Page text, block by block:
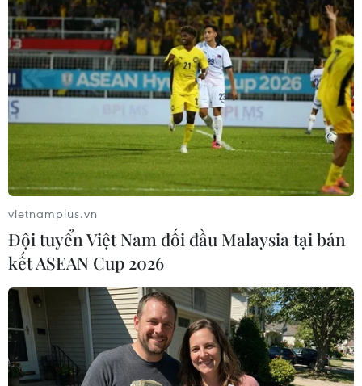
Kinh hãi cảnh đàn cá voi hung dữ ăn thịt
chính đồng loại
28/04/2014 22:45
Một đàn cá voi sát thủ khoảng 20 con trong cơn đói đã
không thể làm chủ được bản thân và lao vào tấn công
hai mẹ con cá voi xám.
vietnamplus.vn
Đội tuyển Việt Nam đối đầu Malaysia tại bán
kết ASEAN Cup 2026